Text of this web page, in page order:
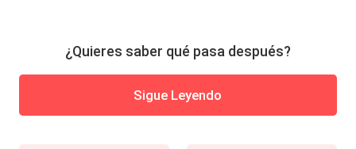
¿Quieres saber qué pasa después?
Sigue Leyendo